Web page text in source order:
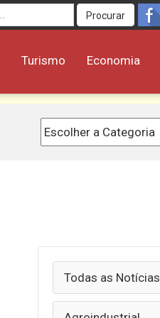
Procurar
Turismo Economia
Todas as Notícias